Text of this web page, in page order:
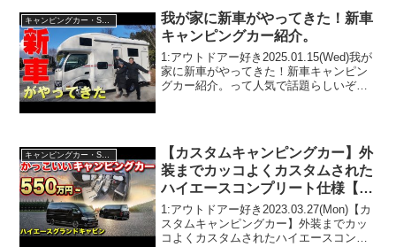
我が家に新車がやってきた！新車
キャンピングカー紹介。
1:アウトドアー好き2025.01.15(Wed)我が
家に新車がやってきた！新車キャンピン
グカー紹介。って人気で話題らしいぞ、
キャンピングカー・SUV人気車種
【カスタムキャンピングカー】外
装までカッコよくカスタムされた
ハイエースコンプリート仕様【レ
ガンス】
1:アウトドアー好き2023.03.27(Mon)【カ
スタムキャンピングカー】外装までカッ
コよくカスタムされたハイエースコンプ